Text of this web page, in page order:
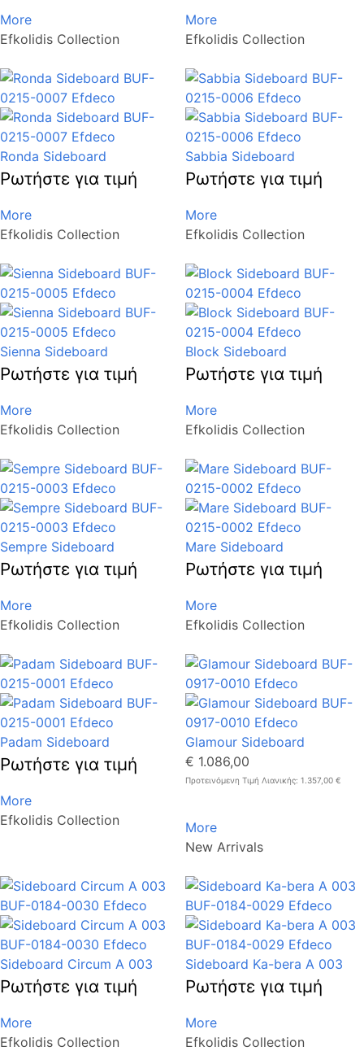
More
Efkolidis Collection
More
Efkolidis Collection
Ronda Sideboard
Ρωτήστε για τιμή
More
Efkolidis Collection
Sabbia Sideboard
Ρωτήστε για τιμή
More
Efkolidis Collection
Sienna Sideboard
Ρωτήστε για τιμή
More
Efkolidis Collection
Block Sideboard
Ρωτήστε για τιμή
More
Efkolidis Collection
Sempre Sideboard
Ρωτήστε για τιμή
More
Efkolidis Collection
Mare Sideboard
Ρωτήστε για τιμή
More
Efkolidis Collection
Padam Sideboard
Ρωτήστε για τιμή
More
Efkolidis Collection
Glamour Sideboard
€ 1.086,00
Προτεινόμενη Τιμή Λιανικής: 1.357,00 €
More
New Arrivals
Sideboard Circum A 003
Ρωτήστε για τιμή
More
Efkolidis Collection
Sideboard Ka-bera A 003
Ρωτήστε για τιμή
More
Efkolidis Collection